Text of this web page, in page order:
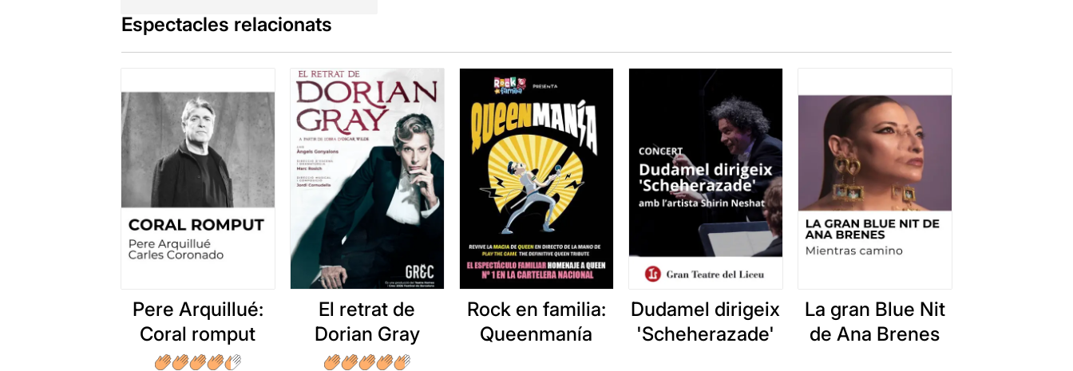
Espectacles relacionats
Pere Arquillué:
Coral romput
El retrat de
Dorian Gray
Rock en familia:
Queenmanía
Dudamel dirigeix
'Scheherazade'
La gran Blue Nit
de Ana Brenes